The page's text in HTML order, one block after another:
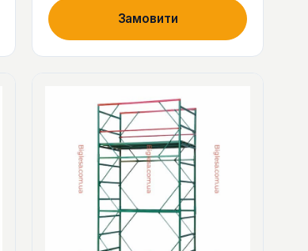
Замовити